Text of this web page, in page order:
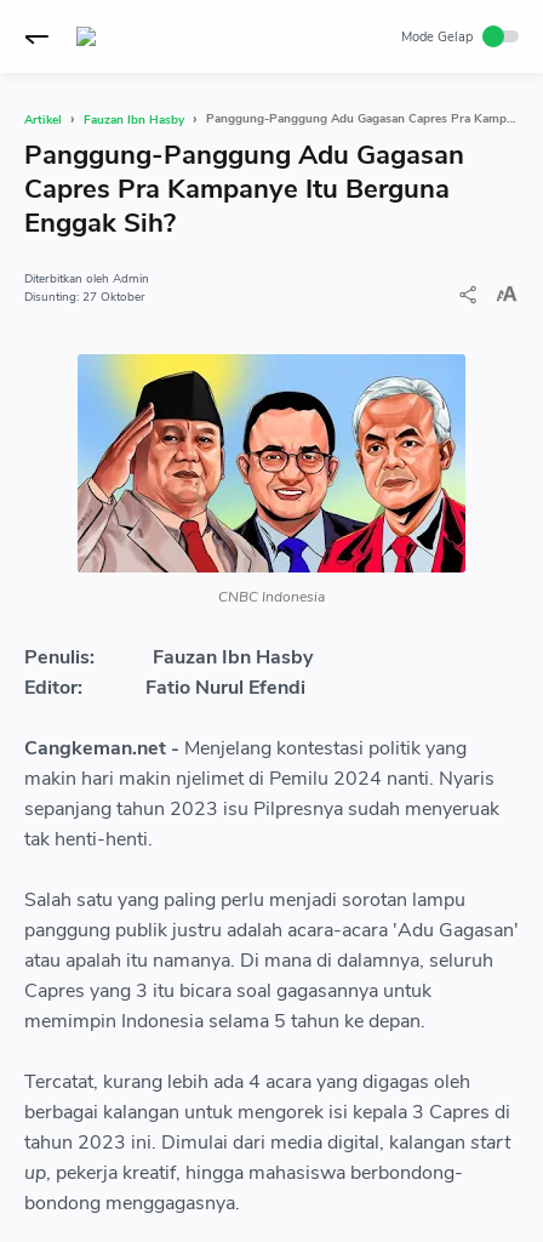
Artikel Fauzan Ibn Hasby Panggung-Panggung Adu Gagasan Capres Pra Kampanye Itu Berguna Enggak Sih?
Panggung-Panggung Adu Gagasan
Capres Pra Kampanye Itu Berguna
Enggak Sih?
Admin
27 Oktober
CNBC Indonesia
Penulis:
Fauzan Ibn Hasby
Editor:
Fatio Nurul Efendi
Cangkeman.net - Menjelang kontestasi politik yang
makin hari makin njelimet di Pemilu 2024 nanti. Nyaris
sepanjang tahun 2023 isu Pilpresnya sudah menyeruak
tak henti-henti.
Salah satu yang paling perlu menjadi sorotan lampu
panggung publik justru adalah acara-acara 'Adu Gagasan'
atau apalah itu namanya. Di mana di dalamnya, seluruh
Capres yang 3 itu bicara soal gagasannya untuk
memimpin Indonesia selama 5 tahun ke depan.
Tercatat, kurang lebih ada 4 acara yang digagas oleh
berbagai kalangan untuk mengorek isi kepala 3 Capres di
tahun 2023 ini. Dimulai dari media digital, kalangan start
up, pekerja kreatif, hingga mahasiswa berbondong-
bondong menggagasnya.